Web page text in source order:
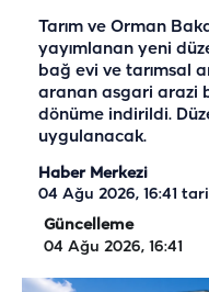
Tarım ve Orman
yayımlanan yeni
bağ evi ve tarımsal
aranan asgari arazi
dönüme indirildi.
uygulanacak.
Haber Merkezi
04 Ağu 2026, 16:41
Güncelleme
04 Ağu 2026, 16:41